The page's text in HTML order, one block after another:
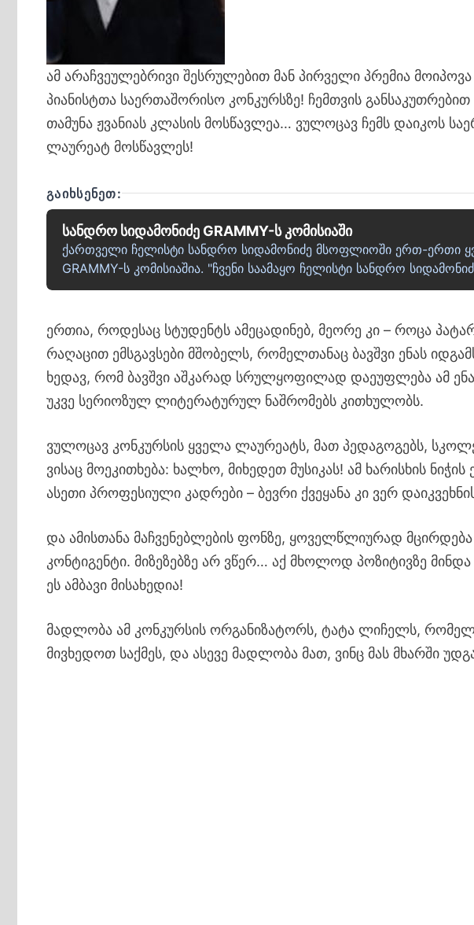
ამ არაჩვეულებრივი შესრულებით მან პირველი პრემია
პიანისტთა საერთაშორისო კონკურსზე! ჩემთვის
თამუნა ჟვანიას კლასის მოსწავლეა… ვულოცავ ჩემს დაიკოს
ლაურეატ მოსწავლეს!
ᲒᲐᲘᲮᲡᲔᲜᲔᲗ:
სანდრო სიდამონიძე GRAMMY-ს კომისიაში
ქართველი ჩელისტი სანდრო სიდამონიძე მსოფლიოში ერთ-ერთი
GRAMMY-ს კომისიაშია. "ჩვენი საამაყო ჩელისტი სანდრო
ერთია, როდესაც სტუდენტს ამეცადინებ, მეორე კი – როცა
რაღაცით ემსგავსები მშობელს, რომელთანაც ბავშვი ენას
ხედავ, რომ ბავშვი აშკარად სრულყოფილად დაეუფლება ამ
უკვე სერიოზულ ლიტერატურულ ნაშრომებს კითხულობს.
ვულოცავ კონკურსის ყველა ლაურეატს, მათ პედაგოგებს,
ვისაც მოეკითხება: ხალხო, მიხედეთ მუსიკას! ამ ხარისხის
ასეთი პროფესიული კადრები – ბევრი ქვეყანა კი ვერ
და ამისთანა მაჩვენებლების ფონზე, ყოველწლიურად
კონტიგენტი. მიზეზებზე არ ვწერ… აქ მხოლოდ პოზიტივზე
ეს ამბავი მისახედია!
მადლობა ამ კონკურსის ორგანიზატორს, ტატა ლიჩელს,
მივხედოთ საქმეს, და ასევე მადლობა მათ, ვინც მას მხარში